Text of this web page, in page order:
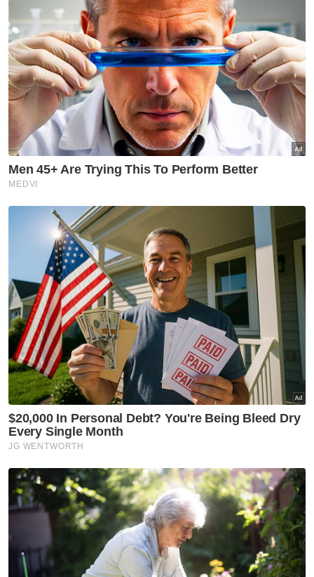
Sinar Harian
Berita Terkini
Jabatan Pendaftaran Negeri
MyKid
Artikel Disyorkan
Nasional
RCI TH: AMK gesa SPRM, PDRM
jejak aliran wang, dakwa
dalang sembunyikan maklumat
Nasional
Kebajikan tiga gajah Malaysia:
Shelter Ihsan mahu MPT
kemuka bukti, benarkan
pemeriksaan bebas
Nasional
kerjasama dengan ADTEC JTM
Nasional
Ke arah Tabung Haji kekal
cemerlang